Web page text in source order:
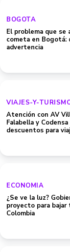
BOGOTA
El problema que se
cometa en Bogotá:
advertencia
VIAJES-Y-
Atención con AV
Falabella y
descuentos para
ECONOMIA
¿Se ve la luz?
proyecto para bajar
Colombia